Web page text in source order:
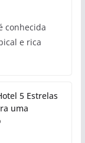
conhecida
e rica
5 Estrelas
uma